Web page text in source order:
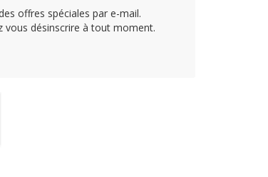
offres spéciales par e-mail.
vous désinscrire à tout moment.